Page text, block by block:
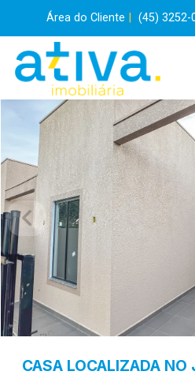
Área do Cliente (45) 3252-
CASA LOCALIZADA NO